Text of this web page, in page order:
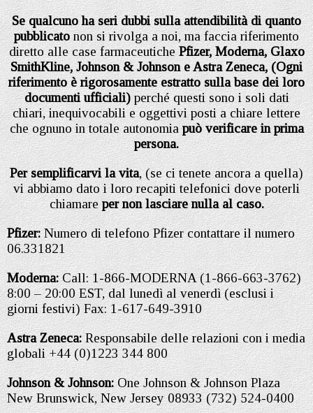
Se qualcuno ha seri dubbi sulla attendibilità di quanto
pubblicatonon si rivolga a noi, ma faccia riferimento
diretto alle case farmaceutiche Pfizer, Moderna, Glaxo
SmithKline, Johnson & Johnson e Astra Zeneca, (Ogni
riferimento è rigorosamente estratto sulla base dei loro
documenti ufficiali)perché questi sono i soli dati
chiari, inequivocabili e oggettivi posti a chiare lettere
che ognuno in totale autonomiapuò verificare in prima
persona.
Per semplificarvi la vita, (se ci tenete ancora a quella)
vi abbiamo dato i loro recapiti telefonici dove poterli
chiamareper non lasciare nulla al caso.
Pfizer:Numero di telefono Pfizer contattare il numero
06.331821
Moderna:Call: 1-866-MODERNA (1-866-663-3762)
8:00 – 20:00 EST, dal lunedì al venerdì (esclusi i
giorni festivi) Fax: 1-617-649-3910
Astra Zeneca:Responsabile delle relazioni con i media
globali +44 (0)1223 344 800
Johnson & Johnson:One Johnson & Johnson Plaza
New Brunswick, New Jersey 08933 (732) 524-0400